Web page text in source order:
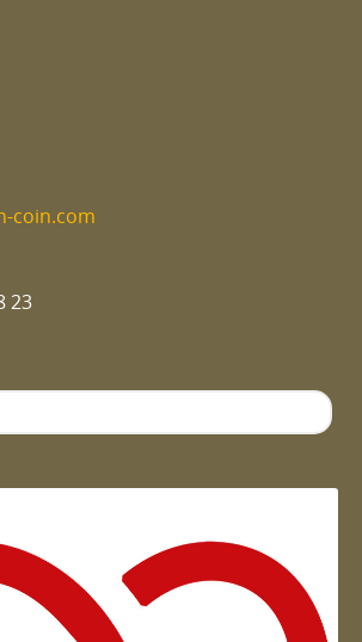
coin.com
23